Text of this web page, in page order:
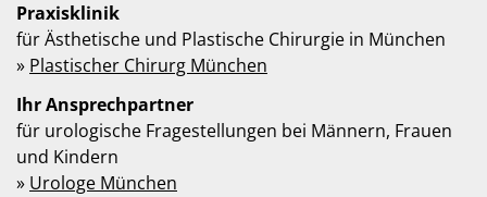
Praxisklinik
für Ästhetische und Plastische Chirurgie in München
» Plastischer Chirurg München
Ihr Ansprechpartner
für urologische Fragestellungen bei Männern, Frauen
und Kindern
» Urologe München